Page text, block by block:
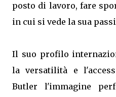
posto di lavoro, fare
in cui si vede la sua
Il suo profilo
la versatilità e
Butler l'immagine